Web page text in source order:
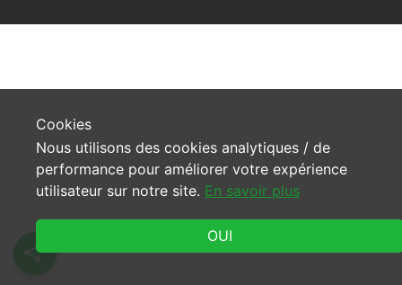
Cookies
Nous utilisons des cookies analytiques / de
performance pour améliorer votre expérience
utilisateur sur notre site. En savoir plus